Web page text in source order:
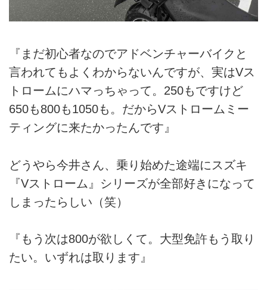
『まだ初心者なのでアドベンチャーバイクと
言われてもよくわからないんですが、実はVス
トロームにハマっちゃって。250もですけど
650も800も1050も。だからVストロームミー
ティングに来たかったんです』
どうやら今井さん、乗り始めた途端にスズキ
『Vストローム』シリーズが全部好きになって
しまったらしい（笑）
『もう次は800が欲しくて。大型免許もう取り
たい。いずれは取ります』